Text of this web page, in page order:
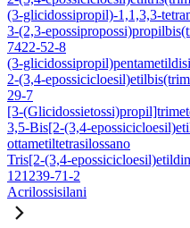
(3-glicidossipropil)-1,1,3,3-
3-(2,3-
7422-52-8
(3-
2-(3,4-
29-7
[3-
3,5-Bis[2-(3,4-
ottametiltetrasilossano
Tris[2-(3,4-
121239-71-2
Acrilossisilani